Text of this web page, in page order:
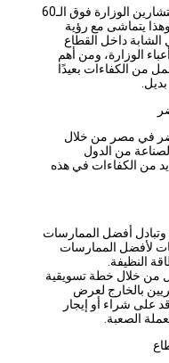
نثمن قرار السيد الوزير بإنهاء عمل مستشارين الوزارة فوق الـ60
مع رؤية
داخل القطاع
ومن أهم
الكفاءات بعيدًا
مصر من خلال
من الدول
الكفاءات في هذه
أفضل الممارسات
الممارسات
خلال خطة تسويقية
لعرض
شراء أو إيجار